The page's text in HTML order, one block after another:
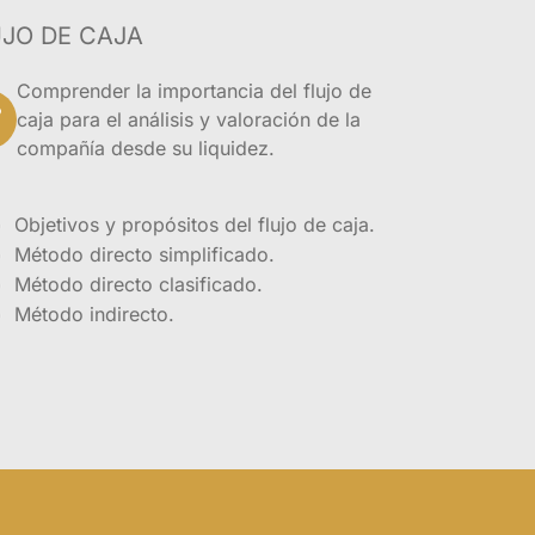
de los
la
nos permitirá
reconocer
qué lo hace; así
su libre
fortalezas y
gerentes,
DE CAJA
Comprender la importancia del flujo de
caja para el análisis y valoración de la
compañía desde su liquidez.
Objetivos y propósitos del flujo de caja.
Método directo simplificado.
Método directo clasificado.
Método indirecto.